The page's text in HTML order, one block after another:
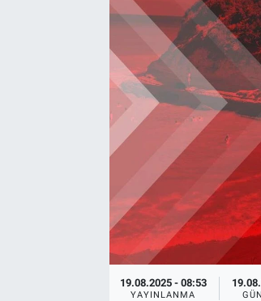
19.08.2025 - 08:53
YAYINLANMA
Kültür Sanat
Bilim ve Teknoloji